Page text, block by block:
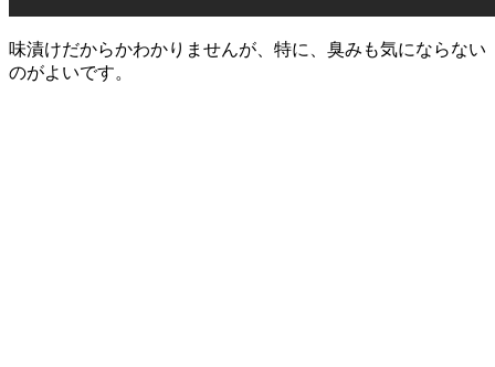
味漬けだからかわかりませんが、特に、臭みも気にならない
のがよいです。